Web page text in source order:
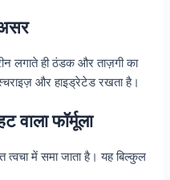
लगाते ही ठंडक और ताज़गी का
और हाइड्रेटेड रखता है।
वाला फॉर्मूला
त्वचा में समा जाता है। यह बिल्कुल